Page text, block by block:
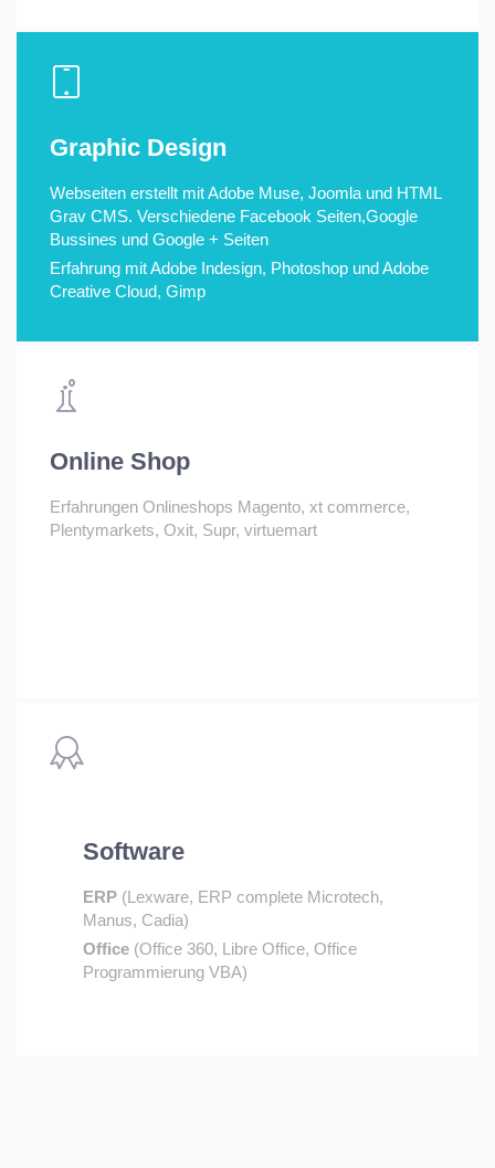
Graphic Design
Webseiten erstellt mit Adobe Muse, Joomla und HTML
Grav CMS. Verschiedene Facebook Seiten,Google
Bussines und Google + Seiten
Erfahrung mit Adobe Indesign, Photoshop und Adobe
Creative Cloud, Gimp
Online Shop
Erfahrungen Onlineshops Magento, xt commerce,
Plentymarkets, Oxit, Supr, virtuemart
Software
ERP (Lexware, ERP complete Microtech,
Manus, Cadia)
Office (Office 360, Libre Office, Office
Programmierung VBA)